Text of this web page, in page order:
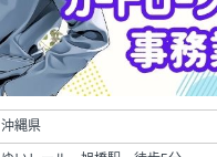
沖縄県